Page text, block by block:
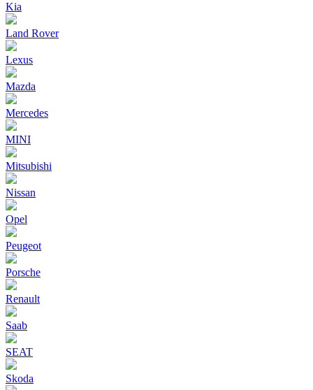
Kia
Land Rover
Lexus
Mazda
Mercedes
MINI
Mitsubishi
Nissan
Opel
Peugeot
Porsche
Renault
Saab
SEAT
Skoda